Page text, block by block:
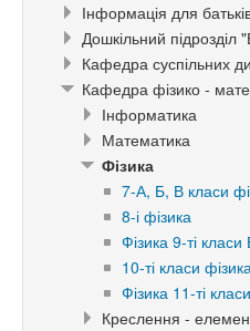
Інформація для
Дошкільний підрозділ
Кафедра суспільних
Кафедра фізико -
Інформатика
Математика
Фізика
7-А, Б, В класи
8-і фізика
Фізика 9-ті
10-ті класи
Фізика 11-ті
Креслення -